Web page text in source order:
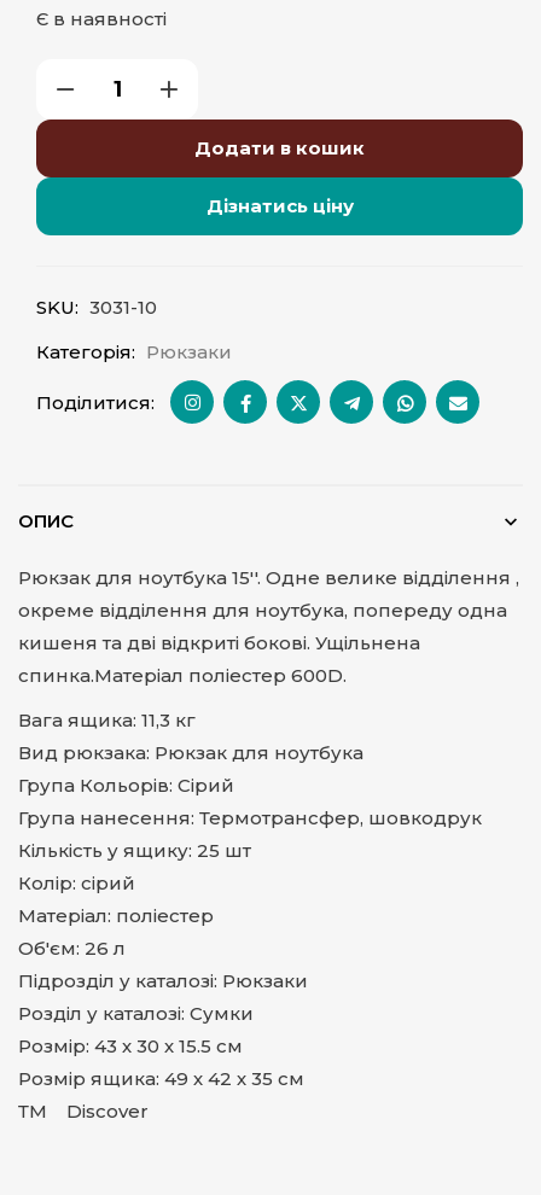
Є в наявності
Додати в кошик
Дізнатись ціну
SKU: 3031-10
Категорія: Рюкзаки
Поділитися:
ОПИС
Рюкзак для ноутбука 15''. Одне велике відділення ,
окреме відділення для ноутбука, попереду одна
кишеня та дві відкриті бокові. Ущільнена
спинка.Матеріал поліестер 600D.
Вага ящика: 11,3 кг
Вид рюкзака: Рюкзак для ноутбука
Група Кольорів: Сірий
Група нанесення: Термотрансфер, шовкодрук
Кількість у ящику: 25 шт
Колір: сірий
Матеріал: поліестер
Об'єм: 26 л
Підрозділ у каталозі: Рюкзаки
Розділ у каталозі: Сумки
Розмір: 43 х 30 х 15.5 см
Розмір ящика: 49 х 42 х 35 см
ТМ Discover